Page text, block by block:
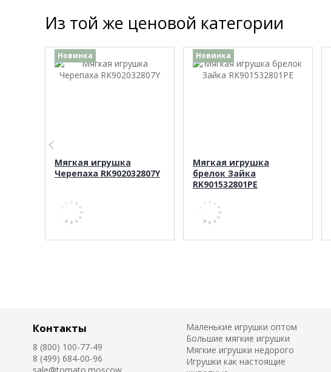
Из той же ценовой категории
Новинка
Мягкая игрушка
Черепаха RK902032807Y
Новинка
Мягкая игрушка
брелок Зайка
RK901532801PE
Контакты
8 (800) 100-77-49
8 (499) 684-00-96
Маленькие игрушки оптом
Большие мягкие игрушки
Мягкие игрушки недорого
Игрушки как настоящие